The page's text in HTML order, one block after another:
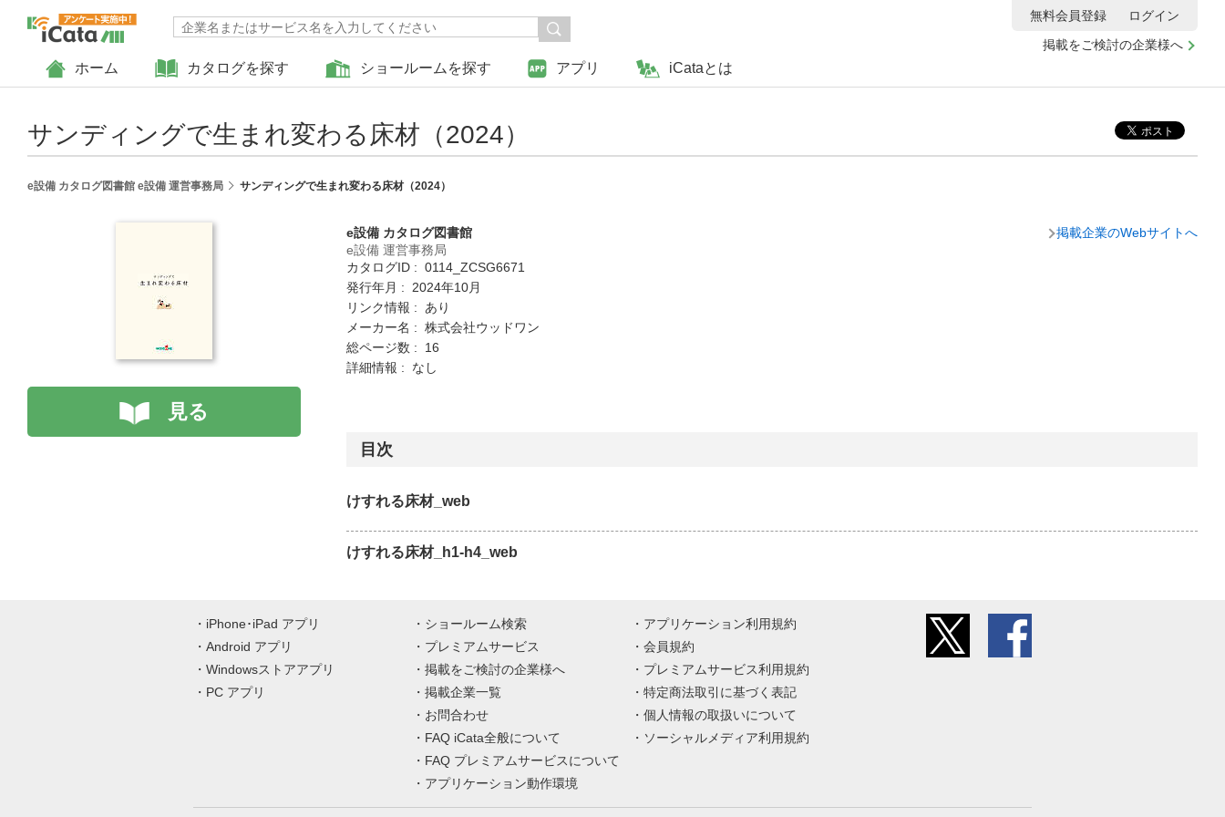
ホーム カタログを探す ショールームを探す アプリ iCataとは
掲載をご検討の企業様へ
無料会員登録 ログイン
サンディングで生まれ変わる床材（2024）
e設備 カタログ図書館 e設備 運営事務局 サンディングで生まれ変わる床材（2024）
見る
e設備 カタログ図書館
e設備 運営事務局
カタログID : 0114_ZCSG6671
発行年月 : 2024年10月
リンク情報 : あり
メーカー名 : 株式会社ウッドワン
総ページ数 : 16
詳細情報 : なし
掲載企業のWebサイトへ
目次
けすれる床材_web
けすれる床材_h1-h4_web
iPhone･iPad アプリ
Android アプリ
Windowsストアアプリ
PC アプリ
ショールーム検索
プレミアムサービス
掲載をご検討の企業様へ
掲載企業一覧
お問合わせ
FAQ iCata全般について
FAQ プレミアムサービスについて
アプリケーション動作環境
アプリケーション利用規約
会員規約
プレミアムサービス利用規約
特定商法取引に基づく表記
個人情報の取扱いについて
ソーシャルメディア利用規約